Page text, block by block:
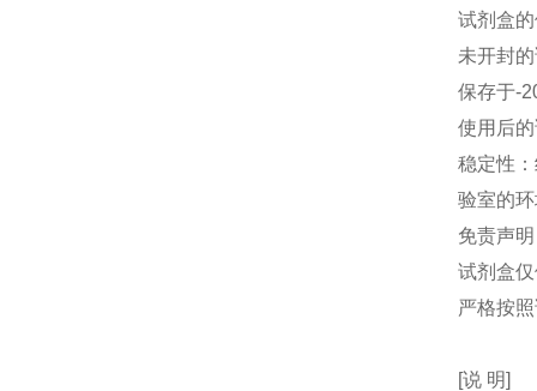
试剂盒
未开封
保存于-
使用后
稳定性
验室的
免责声明
试剂盒
严格按
[说 明]